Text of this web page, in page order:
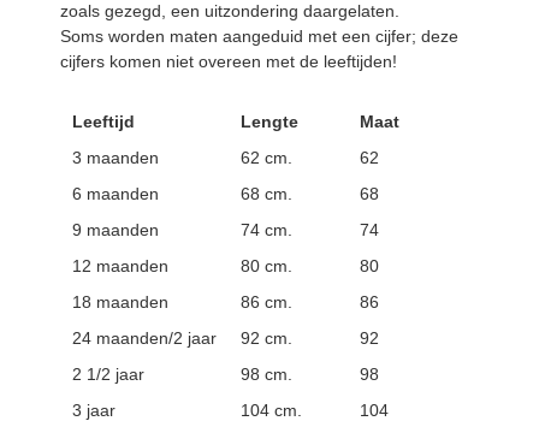
zoals gezegd, een uitzondering daargelaten.
Soms worden maten aangeduid met een cijfer; deze
cijfers komen niet overeen met de leeftijden!
Leeftijd Lengte
Maat
3 maanden
62 cm.
62
6 maanden
68 cm.
68
9 maanden
74 cm.
74
12 maanden
80 cm.
80
18 maanden
86 cm.
86
24 maanden/2 jaar
92 cm.
92
2 1/2 jaar
98 cm.
98
3 jaar
104 cm.
104